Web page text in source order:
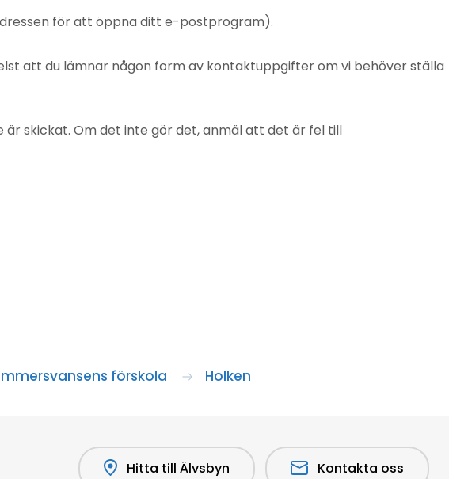
för att öppna ditt e-postprogram).
att du lämnar någon form av kontaktuppgifter om vi behöver ställa
skickat. Om det inte gör det, anmäl att det är fel till
förskola Holken
Hitta till Älvsbyn Kontakta oss